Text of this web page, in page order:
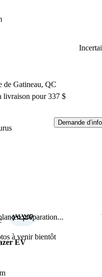
de Gatineau, QC
livraison pour 337 $
Demande d’info
en préparation...
à venir bientôt
EV